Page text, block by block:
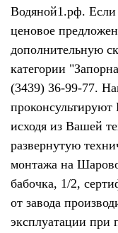
Водяной1.рф.
ценовое
дополнительную
категории
(3439) 36-99-77.
проконсультируют
исходя из Вашей
развернутую
монтажа на
бабочка, 1/2,
от завода
эксплуатации